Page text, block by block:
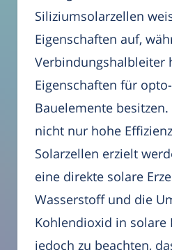
Siliziumsolarzellen
Eigenschaften auf,
Verbindungshalbleiter
Eigenschaften für
Bauelemente
nicht nur hohe
Solarzellen erzielt
eine direkte solare
Wasserstoff und die
Kohlendioxid in solare
jedoch zu beachten,